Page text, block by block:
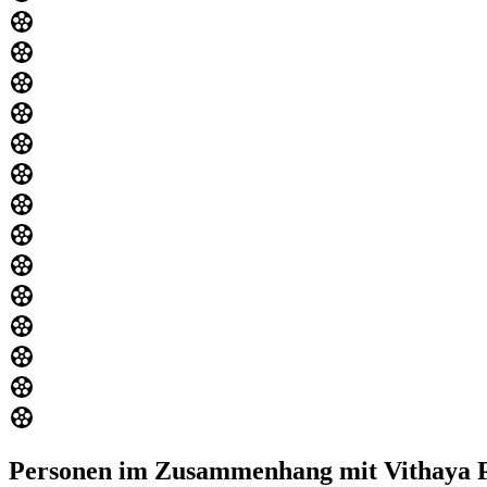
Personen im Zusammenhang mit Vithaya